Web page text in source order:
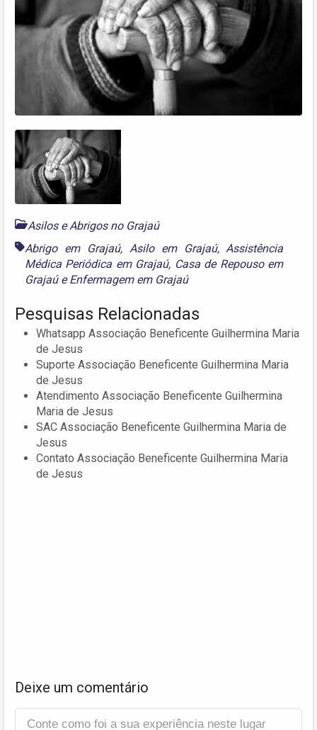
Asilos e Abrigos no Grajaú
Abrigo em Grajaú, Asilo em Grajaú,Assistência
Médica Periódica em Grajaú, Casa de Repouso em
GrajaúeEnfermagem em Grajaú
Pesquisas Relacionadas
Whatsapp Associação Beneficente Guilhermina Maria
de Jesus
Suporte Associação Beneficente Guilhermina Maria
de Jesus
Atendimento Associação Beneficente Guilhermina
Maria de Jesus
SAC Associação Beneficente Guilhermina Maria de
Jesus
Contato Associação Beneficente Guilhermina Maria
de Jesus
Deixe um comentário